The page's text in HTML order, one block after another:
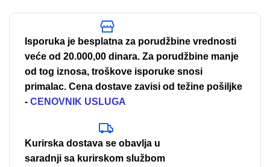
Isporuka je besplatna za porudžbine vrednosti
veće od 20.000,00 dinara. Za porudžbine manje
od tog iznosa, troškove isporuke snosi
primalac. Cena dostave zavisi od težine pošiljke
- CENOVNIK USLUGA
Kurirska dostava se obavlja u
saradnji sa kurirskom službom